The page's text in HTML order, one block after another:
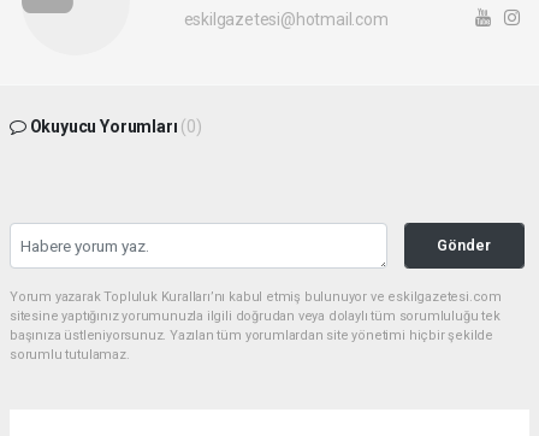
eskilgazetesi@hotmail.com
Okuyucu Yorumları (0)
Gönder
Yorum yazarak Topluluk Kuralları’nı kabul etmiş bulunuyor ve eskilgazetesi.com
sitesine yaptığınız yorumunuzla ilgili doğrudan veya dolaylı tüm sorumluluğu tek
başınıza üstleniyorsunuz. Yazılan tüm yorumlardan site yönetimi hiçbir şekilde
sorumlu tutulamaz.